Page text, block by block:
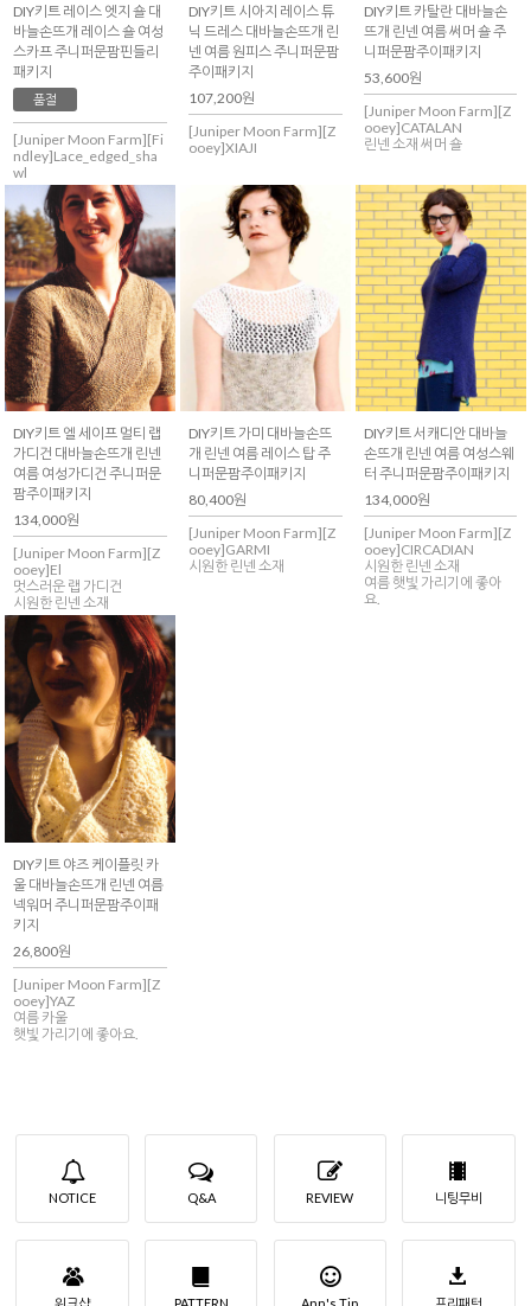
DIY키트 레이스 엣지 숄 대
바늘손뜨개 레이스 숄 여성
스카프 주니퍼문팜핀들리
패키지
품절
[Juniper Moon Farm][Fi
ndley]Lace_edged_sha
wl
DIY키트 시아지 레이스 튜
닉 드레스 대바늘손뜨개 린
넨 여름 원피스 주니퍼문팜
주이패키지
107,200원
[Juniper Moon Farm][Z
ooey]XIAJI
DIY키트 카탈란 대바늘손
뜨개 린넨 여름 써머 숄 주
니퍼문팜주이패키지
53,600원
[Juniper Moon Farm][Z
ooey]CATALAN
린넨 소재 써머 숄
DIY키트 엘 세이프 멀티 랩
가디건 대바늘손뜨개 린넨
여름 여성가디건 주니퍼문
팜주이패키지
134,000원
[Juniper Moon Farm][Z
ooey]El
멋스러운 랩 가디건
시원한 린넨 소재
DIY키트 가미 대바늘손뜨
개 린넨 여름 레이스 탑 주
니퍼문팜주이패키지
80,400원
[Juniper Moon Farm][Z
ooey]GARMI
시원한 린넨 소재
DIY키트 서캐디안 대바늘
손뜨개 린넨 여름 여성스웨
터 주니퍼문팜주이패키지
134,000원
[Juniper Moon Farm][Z
ooey]CIRCADIAN
시원한 린넨 소재
여름 햇빛 가리기에 좋아
요.
DIY키트 야즈 케이플릿 카
울 대바늘손뜨개 린넨 여름
넥워머 주니퍼문팜주이패
키지
26,800원
[Juniper Moon Farm][Z
ooey]YAZ
여름 카울
햇빛 가리기에 좋아요.
NOTICE Q&A REVIEW 니팅무비
워크샵 PATTERN Ann's Tip 프리패턴